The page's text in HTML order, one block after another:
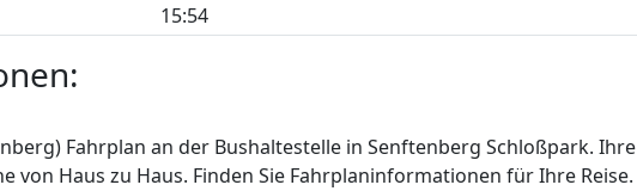
15:54
Fahrplan an der Bushaltestelle in Senftenberg Schloßpark. Ihre
von Haus zu Haus. Finden Sie Fahrplaninformationen für Ihre Reise.